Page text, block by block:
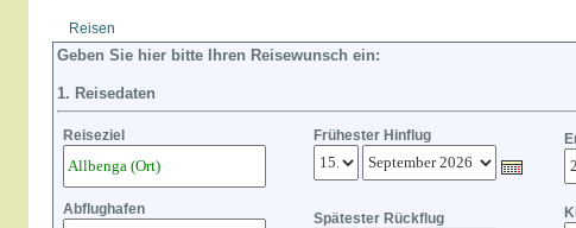
Reisen
Geben Sie hier bitte Ihren Reisewunsch ein:
1. Reisedaten
Reiseziel Frühester Hinflug
Abflughafen
Spätester Rückflug